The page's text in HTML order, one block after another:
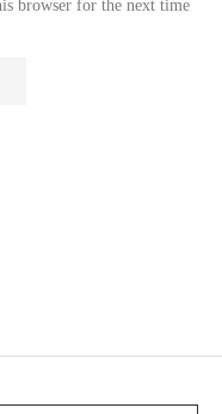
browser for the next time